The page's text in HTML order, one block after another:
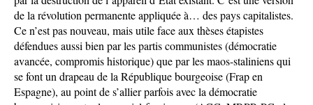
de la révolution permanente appliquée à… des pays capitalistes.
Ce n’est pas nouveau, mais utile face aux thèses étapistes
défendues aussi bien par les partis communistes (démocratie
avancée, compromis historique) que par les maos-staliniens qui
se font un drapeau de la République bourgeoise (Frap en
Espagne), au point de s’allier parfois avec la démocratie